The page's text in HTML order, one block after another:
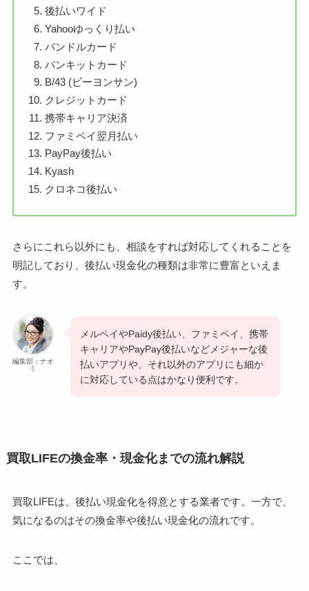
後払いワイド
Yahooゆっくり払い
バンドルカード
バンキットカード
B/43 (ビーヨンサン)
クレジットカード
携帯キャリア決済
ファミペイ翌月払い
PayPay後払い
Kyash
クロネコ後払い
さらにこれら以外にも、相談をすれば対応してくれることを
明記しており、後払い現金化の種類は非常に豊富といえま
す。
編集部：ナオ
ミ
メルペイやPaidy後払い、ファミペイ、携帯
キャリアやPayPay後払いなどメジャーな後
払いアプリや、それ以外のアプリにも細か
に対応している点はかなり便利です。
買取LIFEの換金率・現金化までの流れ解説
買取LIFEは、後払い現金化を得意とする業者です。一方で、
気になるのはその換金率や後払い現金化の流れです。
ここでは、